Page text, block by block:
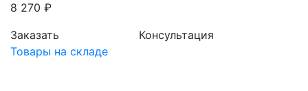
8 270 ₽
Заказать
Консультация
Товары на складе